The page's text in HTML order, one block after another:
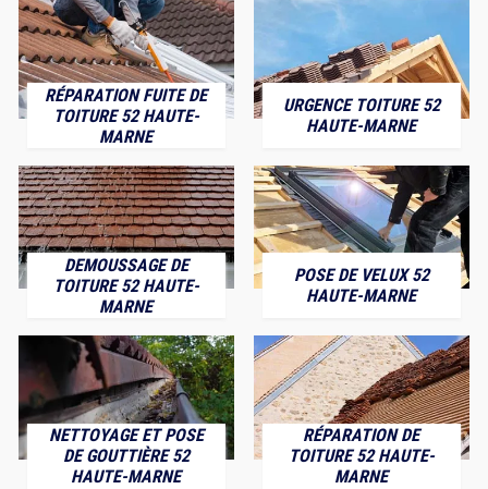
RÉPARATION FUITE DE
TOITURE 52 HAUTE-
MARNE
URGENCE TOITURE 52
HAUTE-MARNE
DEMOUSSAGE DE
TOITURE 52 HAUTE-
MARNE
POSE DE VELUX 52
HAUTE-MARNE
NETTOYAGE ET POSE
DE GOUTTIÈRE 52
HAUTE-MARNE
RÉPARATION DE
TOITURE 52 HAUTE-
MARNE